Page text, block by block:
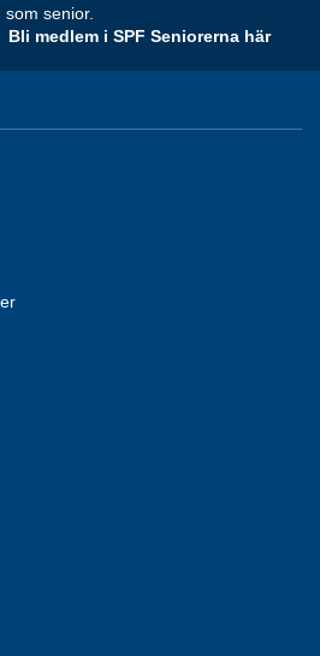
som senior.
Bli medlem i SPF Seniorerna här